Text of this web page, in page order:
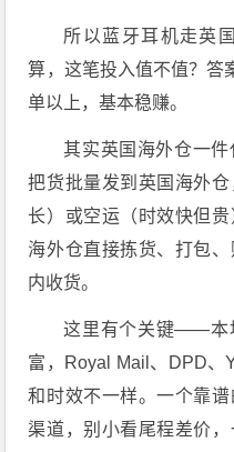
所以蓝牙耳机走英
算，这笔投入值不值？答
单以上，基本稳赚。
其实英国海外仓一
把货批量发到英国海外
长）或空运（时效快但贵
海外仓直接拣货、打包
内收货。
这里有个关键——本
富，Royal Mail、DPD、
和时效不一样。一个靠
渠道，别小看尾程差价